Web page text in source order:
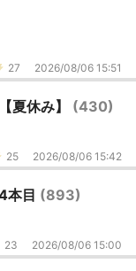
27 2026/08/06 15:51
夏休み】 (430)
25 2026/08/06 15:42
本目 (893)
23 2026/08/06 15:00